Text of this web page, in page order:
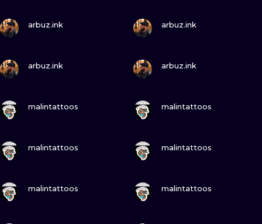
arbuz.ink arbuz.ink
arbuz.ink arbuz.ink
malintattoos malintattoos
malintattoos malintattoos
malintattoos malintattoos